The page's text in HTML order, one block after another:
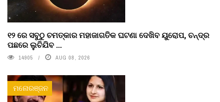
୧୨ ରେ ସବୁଠୁ ଚମତ୍କାର ମହାଜାଗତିକ ଘଟଣା ଦେଖିବ ୟୁରୋପ, ଚନ୍ଦ୍ର
ପଛରେ ଲୁଚିଯିବ ...
14905 AUG 08, 2026
ମନୋରଞ୍ଜନ